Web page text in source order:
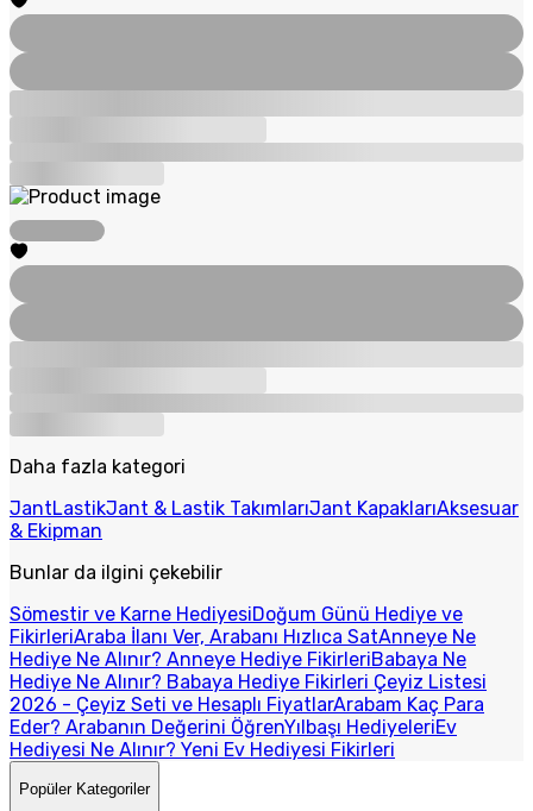
Daha fazla kategori
JantLastikJant & Lastik TakımlarıJant KapaklarıAksesuar
& Ekipman
Bunlar da ilgini çekebilir
Sömestir ve Karne HediyesiDoğum Günü Hediye ve
FikirleriAraba İlanı Ver, Arabanı Hızlıca SatAnneye Ne
Hediye Ne Alınır? Anneye Hediye FikirleriBabaya Ne
Hediye Ne Alınır? Babaya Hediye Fikirleri Çeyiz Listesi
2026 - Çeyiz Seti ve Hesaplı FiyatlarArabam Kaç Para
Eder? Arabanın Değerini ÖğrenYılbaşı HediyeleriEv
Hediyesi Ne Alınır? Yeni Ev Hediyesi Fikirleri
Popüler Kategoriler